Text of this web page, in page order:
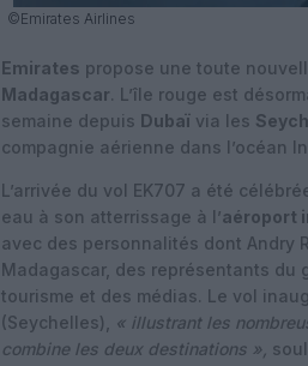
©Emirates Airlines
Emirates propose une toute
Madagascar. L’île rouge est
semaine depuis Dubaï via les
compagnie aérienne dans l’océan
L’arrivée du vol EK707 a été
eau à son atterrissage à l’aéroport
avec des personnalités dont Andry
Madagascar, des représentants du
tourisme et des médias. Le vol
(Seychelles),
« illustrant les
combine les deux destinations »,